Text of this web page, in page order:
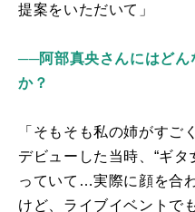
提案をいただいて」
──阿部真央さんにはどん
か？
「そもそも私の姉がすご
デビューした当時、“ギ
っていて…実際に顔を合
けど、ライブイベントで